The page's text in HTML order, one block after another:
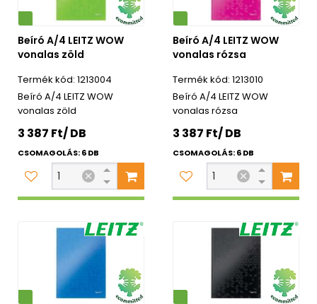
Beíró A/4 LEITZ WOW
vonalas zöld
1213004
Beíró A/4 LEITZ WOW
vonalas zöld
3 387 Ft/ DB
CSOMAGOLÁS: 6 DB
Környezetbarát
Beíró A/4 LEITZ WOW
vonalas rózsa
1213010
Beíró A/4 LEITZ WOW
vonalas rózsa
3 387 Ft/ DB
CSOMAGOLÁS: 6 DB
Környezetbarát